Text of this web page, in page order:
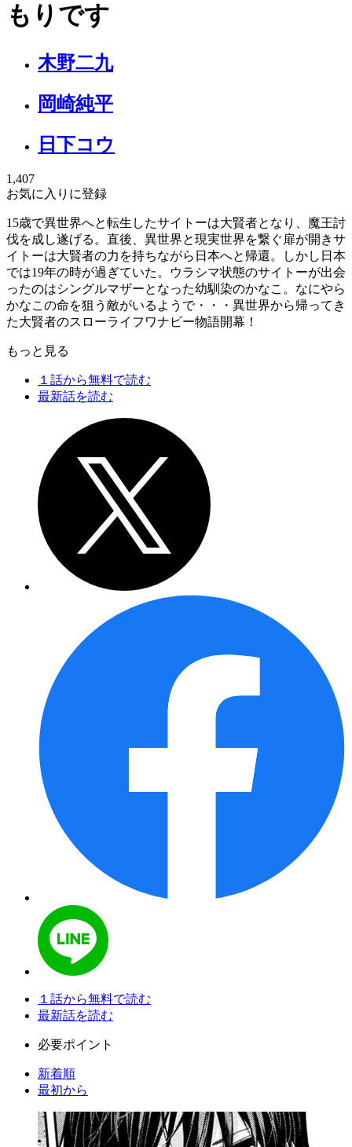
もりです
木野二九
岡崎純平
日下コウ
1,407
お気に入りに登録
15歳で異世界へと転生したサイトーは大賢者となり、魔王討
伐を成し遂げる。直後、異世界と現実世界を繋ぐ扉が開きサ
イトーは大賢者の力を持ちながら日本へと帰還。しかし日本
では19年の時が過ぎていた。ウラシマ状態のサイトーが出会
ったのはシングルマザーとなった幼馴染のかなこ。なにやら
かなこの命を狙う敵がいるようで・・・異世界から帰ってき
た大賢者のスローライフワナビー物語開幕！
もっと見る
１話から無料で読む
最新話を読む
１話から無料で読む
最新話を読む
必要ポイント
新着順
最初から